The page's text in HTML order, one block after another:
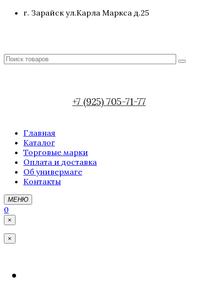
г. Зарайск ул.Карла Маркса д.25
+7 (925) 705-71-77
Главная
Каталог
Торговые марки
Оплата и доставка
Об универмаге
Контакты
МЕНЮ
0
×
×